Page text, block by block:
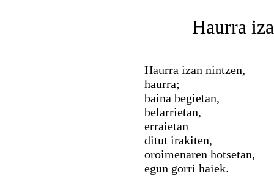
Haurra
Haurra izan nintzen,
haurra;
baina begietan,
belarrietan,
erraietan
ditut irakiten,
oroimenaren hotsetan,
egun gorri haiek.